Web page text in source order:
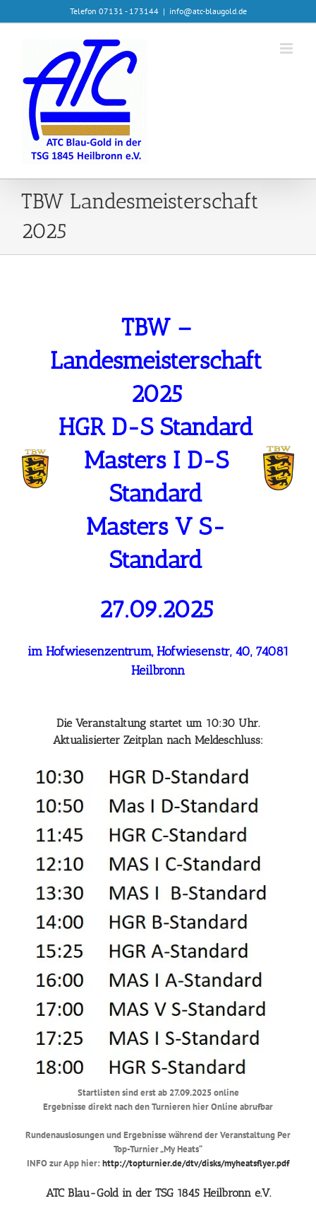
Inhalt
Telefon 07131 - 173144 | info@atc-blaugold.de
TBW Landesmeisterschaft
2025
TBW –
Landesmeisterschaft
2025
HGR D-S Standard
Masters I D-S
Standard
Masters V S-
Standard
27.09.2025
im Hofwiesenzentrum, Hofwiesenstr, 40, 74081
Heilbronn
Die Veranstaltung startet um 10:30 Uhr.
Aktualisierter Zeitplan nach Meldeschluss:
Startlisten sind erst ab 27.09.2025 online
Ergebnisse direkt nach den Turnieren hier Online abrufbar
Rundenauslosungen und Ergebnisse während der Veranstaltung Per
Top-Turnier „My Heats“
INFO zur App hier: http://topturnier.de/dtv/disks/myheatsflyer.pdf
ATC Blau-Gold in der TSG 1845 Heilbronn e.V.